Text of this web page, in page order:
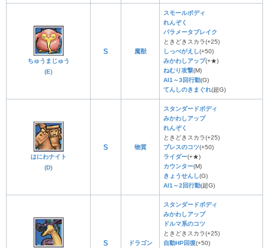
ちゅうまじゅう
(E)
S 魔獣
スモールボディ
れんぞく
パラメータブレイク
ときどきスカラ(+25)
しっぺがえし(+50)
みかわしアップ(+★)
ねむり攻撃(M)
AI1～3回行動(G)
てんしのきまぐれ(超G)
はにわナイト
(D)
S 物質
スタンダードボディ
みかわしアップ
れんぞく
ときどきスカラ(+25)
ブレスのコツ(+50)
ライダー(+★)
カウンター(M)
きょうせんし(G)
AI1～2回行動(超G)
S ドラゴン
スタンダードボディ
みかわしアップ
ドルマ系のコツ
ときどきスカラ(+25)
自動HP回復(+50)